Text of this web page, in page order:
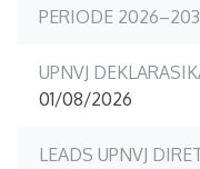
PERIODE
UPNVJ
01/08/2026
LEADS UPNVJ